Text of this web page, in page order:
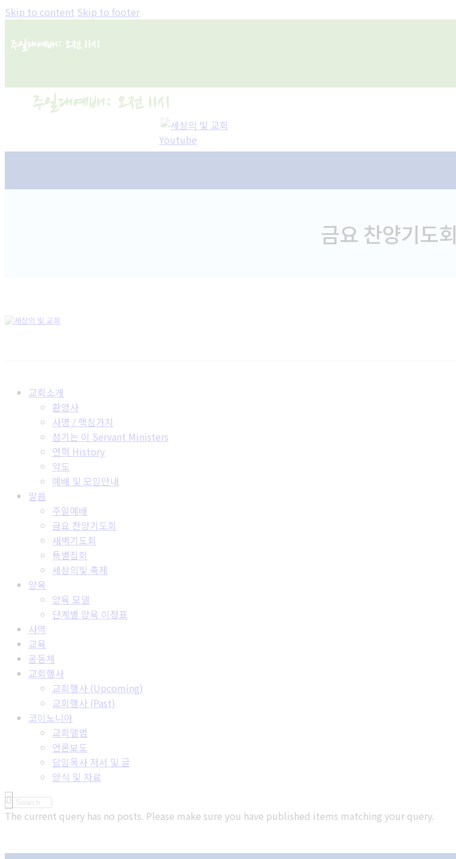
Skip to content Skip to footer
주일대예배: 오전 11시
주일대예배: 오전 11시
Youtube
금요 찬양기도회
교회소개
환영사
사명 / 핵심가치
섬기는 이 Servant Ministers
연혁 History
약도
예배 및 모임안내
말씀
주일예배
금요 찬양기도회
새벽기도회
특별집회
세상의빛 축제
양육
양육 모델
단계별 양육 이정표
사역
교육
공동체
교회행사
교회행사 (Upcoming)
교회행사 (Past)
코이노니아
교회앨범
언론보도
담임목사 저서 및 글
양식 및 자료
The current query has no posts. Please make sure you have published items matching your query.